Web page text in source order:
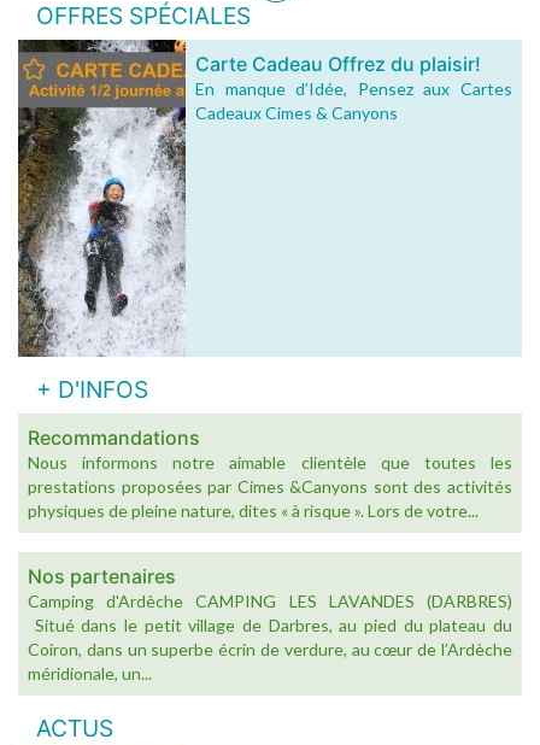
OFFRES SPÉCIALES
Carte Cadeau Offrez du plaisir!
En manque d’Idée, Pensez aux Cartes
Cadeaux Cimes & Canyons
+ D'INFOS
Recommandations
Nous informons notre aimable clientèle que toutes les
prestations proposées par Cimes &Canyons sont des activités
physiques de pleine nature, dites « à risque ». Lors de votre...
Nos partenaires
Camping d'Ardèche CAMPING LES LAVANDES (DARBRES)
Situé dans le petit village de Darbres, au pied du plateau du
Coiron, dans un superbe écrin de verdure, au cœur de l’Ardèche
méridionale, un...
ACTUS